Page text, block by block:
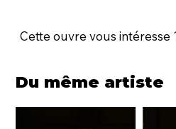
Cette ouvre vous intéresse
Du même artiste